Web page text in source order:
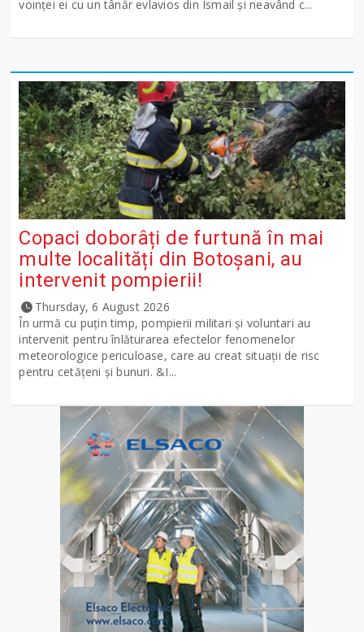
voinţei ei cu un tânăr evlavios din Ismail şi neavând c...
Copaci doborâți de furtună în mai
multe localități din Botoșani, au
intervenit pompierii!
Thursday, 6 August 2026
În urmă cu puțin timp, pompierii militari și voluntari au
intervenit pentru înlăturarea efectelor fenomenelor
meteorologice periculoase, care au creat situații de risc
pentru cetățeni și bunuri. &I...